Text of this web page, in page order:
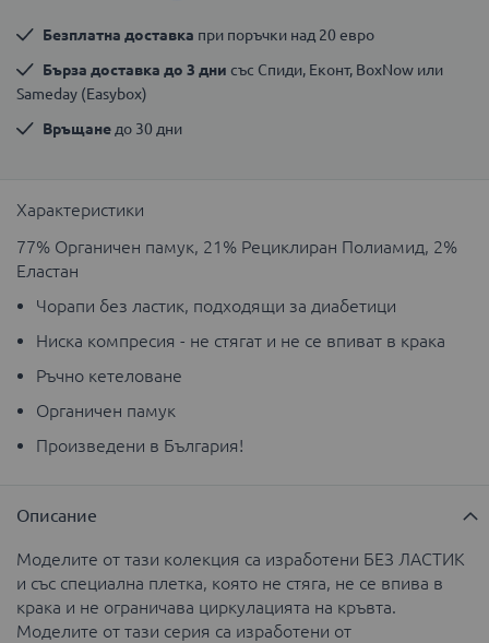
Безплатна доставка при поръчки над 20 евро
Бърза доставка до 3 дни със Спиди, Еконт, BoxNow или
Sameday (Easybox)
Връщане до 30 дни
Характеристики
77% Органичен памук, 21% Рециклиран Полиамид, 2%
Еластан
Чорапи без ластик, подходящи за диабетици
Ниска компресия - не стягат и не се впиват в крака
Ръчно кетеловане
Органичен памук
Произведени в България!
Описание
Моделите от тази колекция са изработени БЕЗ ЛАСТИК
и със специална плетка, която не стяга, не се впива в
крака и не ограничава циркулацията на кръвта.
Моделите от тази серия са изработени от